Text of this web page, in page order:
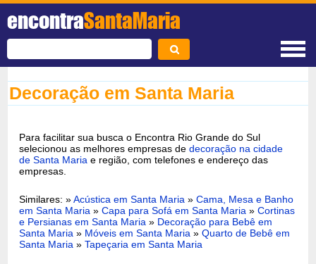
encontraSantaMaria
Decoração em Santa Maria
Para facilitar sua busca o Encontra Rio Grande do Sul
selecionou as melhores empresas dedecoração na cidade
de Santa Maria e região, com telefones e endereço das
empresas.
Similares: »Acústica em Santa Maria »Cama, Mesa e Banho
em Santa Maria »Capa para Sofá em Santa Maria »Cortinas
e Persianas em Santa Maria » Decoração para Bebê em
Santa Maria » Móveis em Santa Maria »Quarto de Bebê em
Santa Maria »Tapeçaria em Santa Maria